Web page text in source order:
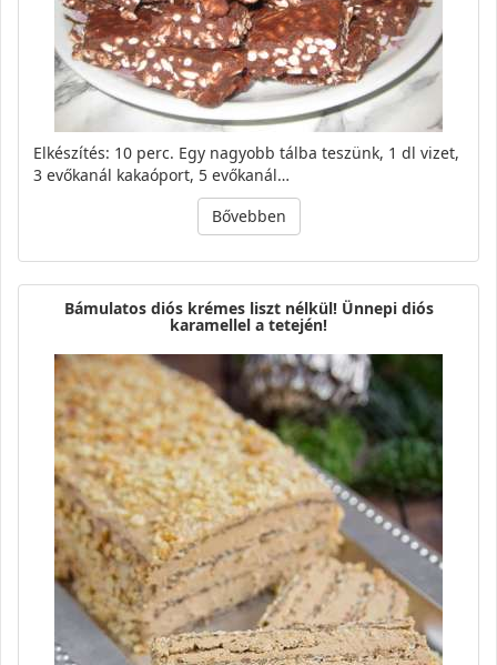
Elkészítés: 10 perc. Egy nagyobb tálba teszünk, 1 dl vizet,
3 evőkanál kakaóport, 5 evőkanál…
Bővebben
Bámulatos diós krémes liszt nélkül! Ünnepi diós
karamellel a tetején!